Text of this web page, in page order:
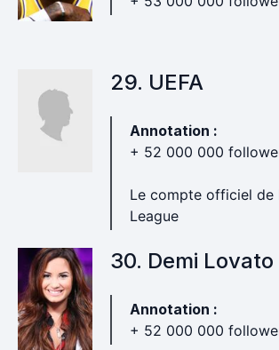
29. UEFA
Annotation :
+ 52 000 000
Le compte officiel de
League
30. Demi Lovato
Annotation :
+ 52 000 000